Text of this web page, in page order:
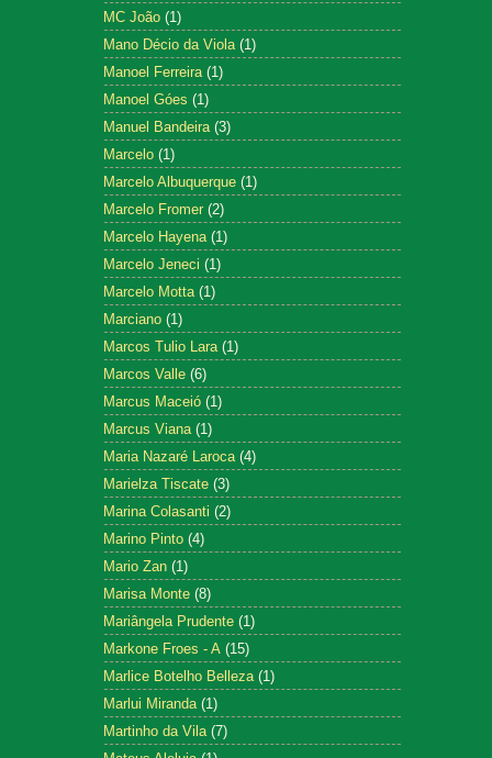
MC João (1)
Mano Décio da Viola (1)
Manoel Ferreira (1)
Manoel Góes (1)
Manuel Bandeira (3)
Marcelo (1)
Marcelo Albuquerque (1)
Marcelo Fromer (2)
Marcelo Hayena (1)
Marcelo Jeneci (1)
Marcelo Motta (1)
Marciano (1)
Marcos Tulio Lara (1)
Marcos Valle (6)
Marcus Maceió (1)
Marcus Viana (1)
Maria Nazaré Laroca (4)
Marielza Tiscate (3)
Marina Colasanti (2)
Marino Pinto (4)
Mario Zan (1)
Marisa Monte (8)
Mariângela Prudente (1)
Markone Froes - A (15)
Marlice Botelho Belleza (1)
Marlui Miranda (1)
Martinho da Vila (7)